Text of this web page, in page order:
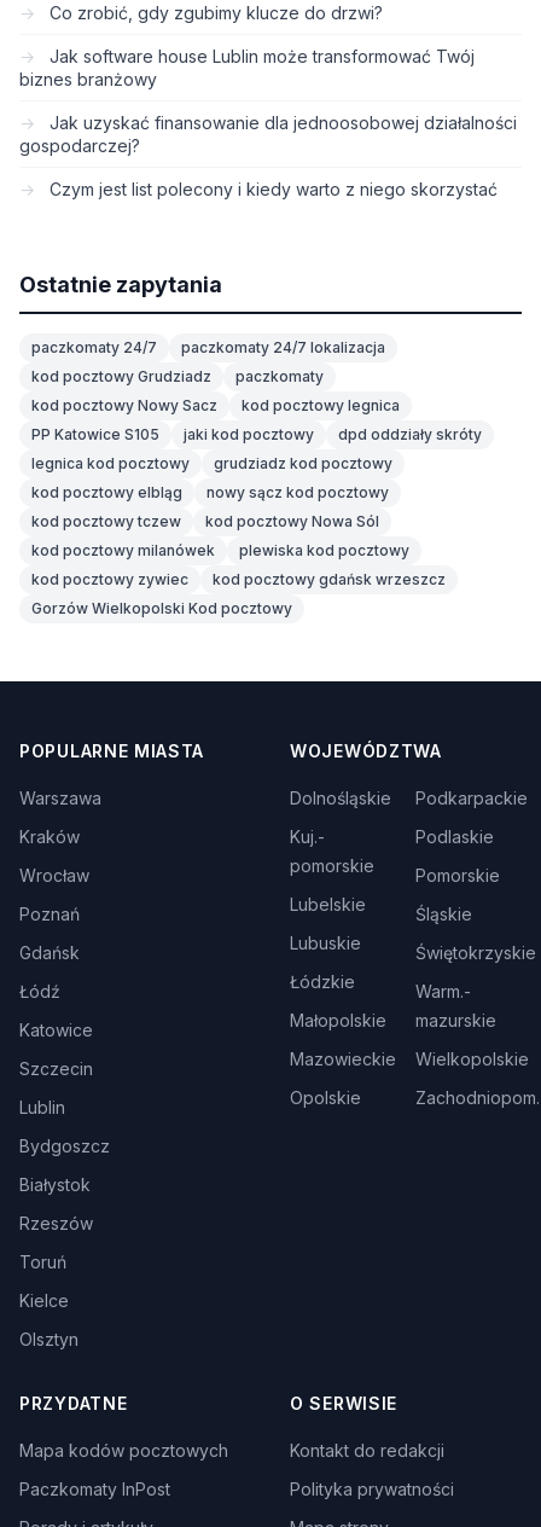
Co zrobić, gdy zgubimy klucze do drzwi?
Jak software house Lublin może transformować Twój
biznes branżowy
Jak uzyskać finansowanie dla jednoosobowej działalności
gospodarczej?
Czym jest list polecony i kiedy warto z niego skorzystać
Ostatnie zapytania
paczkomaty 24/7
paczkomaty 24/7 lokalizacja
kod pocztowy Grudziadz
paczkomaty
kod pocztowy Nowy Sacz
kod pocztowy legnica
PP Katowice S105
jaki kod pocztowy
dpd oddziały skróty
legnica kod pocztowy
grudziadz kod pocztowy
kod pocztowy elbląg
nowy sącz kod pocztowy
kod pocztowy tczew
kod pocztowy Nowa Sól
kod pocztowy milanówek
plewiska kod pocztowy
kod pocztowy zywiec
kod pocztowy gdańsk wrzeszcz
Gorzów Wielkopolski Kod pocztowy
POPULARNE MIASTA
Warszawa
Kraków
Wrocław
Poznań
Gdańsk
Łódź
Katowice
Szczecin
Lublin
Bydgoszcz
Białystok
Rzeszów
Toruń
Kielce
Olsztyn
WOJEWÓDZTWA
Dolnośląskie
Kuj.-
pomorskie
Lubelskie
Lubuskie
Łódzkie
Małopolskie
Mazowieckie
Opolskie
Podkarpackie
Podlaskie
Pomorskie
Śląskie
Świętokrzyskie
Warm.-
mazurskie
Wielkopolskie
Zachodniopom.
PRZYDATNE
Mapa kodów pocztowych
Paczkomaty InPost
O SERWISIE
Kontakt do redakcji
Polityka prywatności